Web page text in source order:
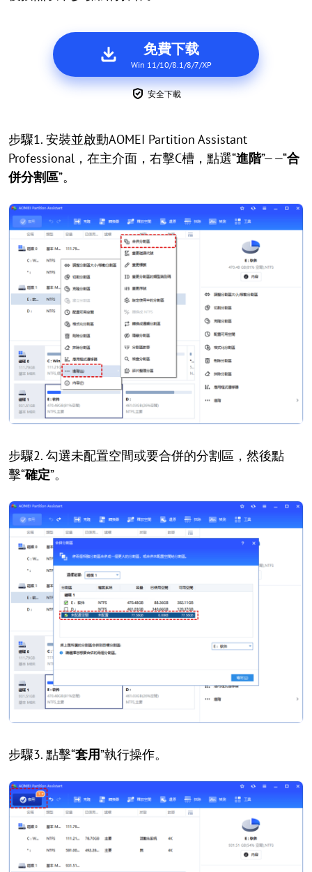
免費下载
Win 11/10/8.1/8/7/XP
安全下載
步驟1. 安裝並啟動AOMEI Partition Assistant
Professional，在主介面，右擊C槽，點選“進階”——“合
併分割區”。
步驟2. 勾選未配置空間或要合併的分割區，然後點
擊“確定”。
步驟3. 點擊“套用”執行操作。